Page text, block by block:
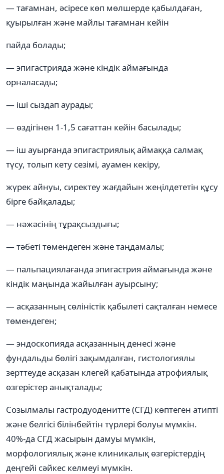
— тағамнан, әсіресе көп мөлшерде қабылдаған,
қуырылған және майлы тағамнан кейін
пайда болады;
— эпигастрияда және кіндік аймағында
орналасады;
— іші сыздап аурады;
— өздігінен 1-1,5 сағаттан кейін басылады;
— іш ауырғанда эпигастриялық аймаққа салмақ
түсу, толып кету сезімі, ауамен кекіру,
жүрек айнуы, сиректеу жағдайын жеңілдететін құсу
бірге байқалады;
— нәжәсінің тұрақсыздығы;
— тәбеті төмендеген және таңдамалы;
— пальпациялағанда эпигастрия аймағында және
кіндік маңында жайылған ауырсыну;
— асқазанның сөліністік қабылеті сақталған немесе
төмендеген;
— эндоскопияда асқазанның денесі және
фундальды бөлігі зақымдалған, гистологиялы
зерттеуде асқазан клегей қабатында атрофиялық
өзгерістер анықталады;
Созылмалы гастродуоденитте (СГД) көптеген атипті
және белгісі білінбейтін түрлері болуы мүмкін.
40%-да СГД жасырын дамуы мүмкін,
морфологиялық және клиникалық өзгерістердің
деңгейі сәйкес келмеуі мүмкін.